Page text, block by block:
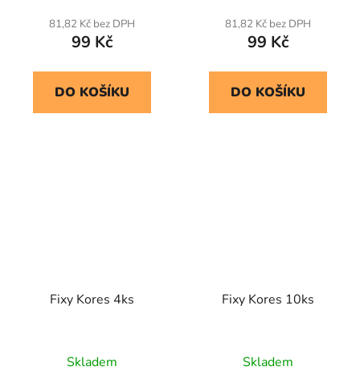
81,82 Kč bez DPH
99 Kč
DO KOŠÍKU
81,82 Kč bez DPH
99 Kč
DO KOŠÍKU
Fixy Kores 4ks
Skladem
Fixy Kores 10ks
Skladem